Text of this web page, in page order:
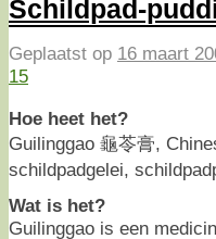
Schildpad-
Geplaatst op 16 maart
15
Hoe heet het?
Guilinggao 龜苓膏,
schildpadgelei,
Wat is het?
Guilinggao is een